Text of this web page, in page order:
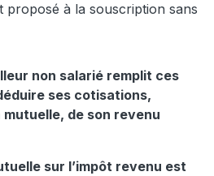
proposé à la souscription sans
non salarié remplit ces
ses cotisations,
de son revenu
sur l’impôt revenu est